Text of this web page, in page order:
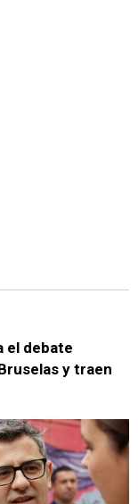
el debate
y traen